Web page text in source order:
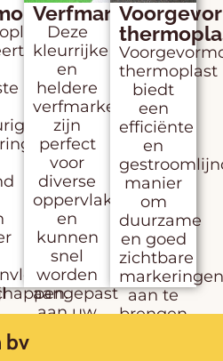
Verfmarkeringen
Deze
kleurrijke
en
heldere
verfmarkeringen
zijn
perfect
voor
diverse
oppervlakken
en
kunnen
snel
worden
aangepast
aan uw
thermoplast
biedt
een
efficiënte
en
manier
om
duurzame
en goed
zichtbare
markeringen
aan te
brengen.
bv